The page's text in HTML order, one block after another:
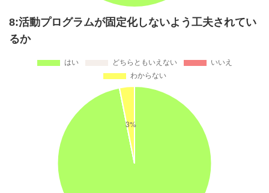
8:活動プログラムが固定化しないよう工夫されてい
るか